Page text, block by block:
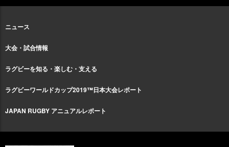
ニュース
大会・試合情報
ラグビーを知る・楽しむ・支える
ラグビーワールドカップ2019™日本大会レポート
JAPAN RUGBY アニュアルレポート